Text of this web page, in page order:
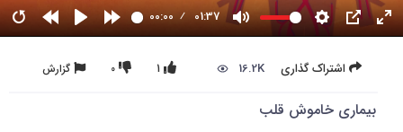
00:00 01:37
اشتراک گذاری 16.2K گزارش 0 1
بیماری خاموش قلب